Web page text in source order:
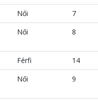
Női
7
Női 8
Férfi
14
Női 9